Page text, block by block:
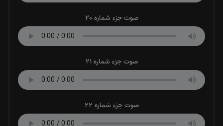
صوت جزء شماره 20
صوت جزء شماره 21
صوت جزء شماره 22